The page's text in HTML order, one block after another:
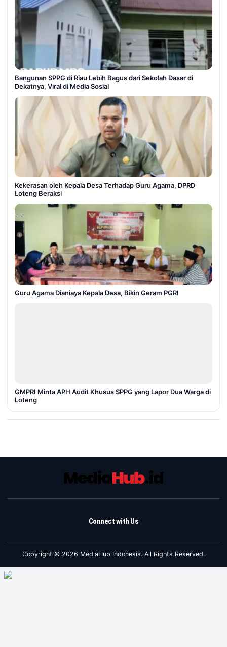
Bangunan SPPG di Riau Lebih Bagus dari Sekolah Dasar di
Dekatnya, Viral di Media Sosial
Kekerasan oleh Kepala Desa Terhadap Guru Agama, DPRD
Loteng Beraksi
Guru Agama Dianiaya Kepala Desa, Bikin Geram PGRI
GMPRI Minta APH Audit Khusus SPPG yang Lapor Dua Warga di
Loteng
Connect with Us
Copyright © 2026 MediaHub Indonesia. All Rights Reserved.